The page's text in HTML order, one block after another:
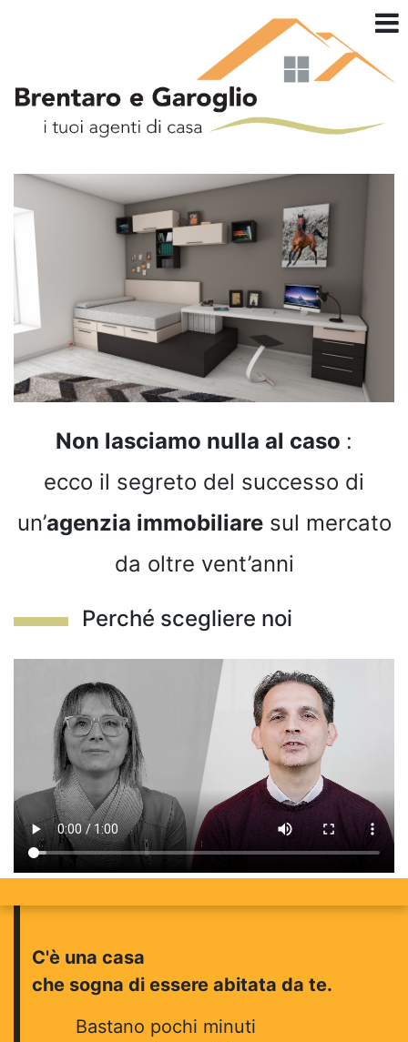
Non lasciamo nulla al caso :
ecco il segreto del successo di
un’agenzia immobiliaresul mercato
da oltre vent’anni
Perché scegliere noi
C'è una casa
che sogna di essere abitata da te.
Bastano pochi minuti